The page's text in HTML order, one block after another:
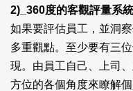
2)_360度的客觀評量系統
如果要評估員工，並洞
多重觀點。至少要有三
現。由員工自己、上司
方位的各個角度來瞭解